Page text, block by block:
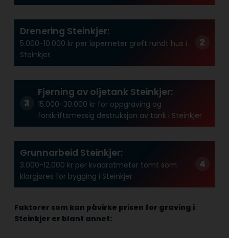
Drenering Steinkjer:
5.000-10.000 kr per løpemeter grøft rundt hus i
Steinkjer.
Fjerning av oljetank Steinkjer:
15.000-30.000 kr for oppgraving og
forskriftsmessig destruksjon av tank i Steinkjer
Grunnarbeid Steinkjer:
3.000-12.000 kr per kvadratmeter tomt som
klargjøres for bygging i Steinkjer
Faktorer som kan påvirke prisen for graving i
Steinkjer er blant annet: